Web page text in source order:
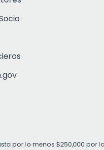
por lo menos $250,000 por la